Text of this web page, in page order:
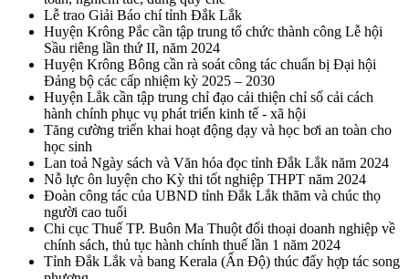
Lễ trao Giải Báo chí tỉnh Đắk Lắk
Huyện Krông Pắc cần tập trung tổ chức thành công Lễ hội
Sầu riêng lần thứ II, năm 2024
Huyện Krông Bông cần rà soát công tác chuẩn bị Đại hội
Đảng bộ các cấp nhiệm kỳ 2025 – 2030
Huyện Lắk cần tập trung chỉ đạo cải thiện chỉ số cải cách
hành chính phục vụ phát triển kinh tế - xã hội
Tăng cường triển khai hoạt động dạy và học bơi an toàn cho
học sinh
Lan toả Ngày sách và Văn hóa đọc tỉnh Đắk Lắk năm 2024
Nỗ lực ôn luyện cho Kỳ thi tốt nghiệp THPT năm 2024
Đoàn công tác của UBND tỉnh Đắk Lắk thăm và chúc thọ
người cao tuổi
Chi cục Thuế TP. Buôn Ma Thuột đối thoại doanh nghiệp về
chính sách, thủ tục hành chính thuế lần 1 năm 2024
Tỉnh Đắk Lắk và bang Kerala (Ấn Độ) thúc đẩy hợp tác song